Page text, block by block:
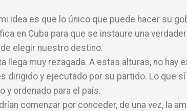
mi idea es que lo único que puede hacer su
en Cuba para que se instaure una
elegir nuestro destino.
llega muy rezagada. A estas alturas, no hay
dirigido y ejecutado por su partido. Lo que
y ordenado para el país.
comenzar por conceder, de una vez, la